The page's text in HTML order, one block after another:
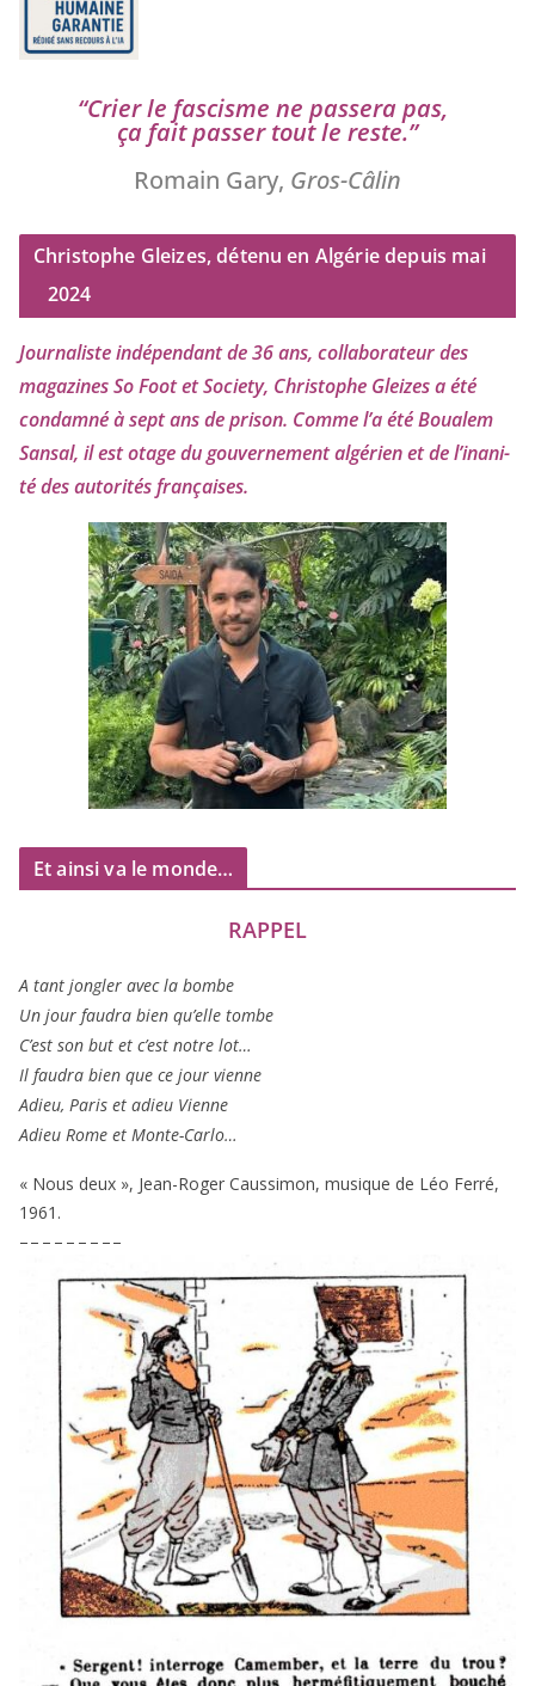
“Crier le fas­cisme ne pas­se­ra pas,
ça fait pas­ser tout le reste.”
Romain Gary, Gros-Câlin
Christophe Gleizes, détenu en Algérie depuis mai
2024
Journaliste indé­pen­dant de36ans, col­la­bo­ra­teur des
maga­zines So Foot et Society, Christophe Gleizesa été
condam­né à sept ans de pri­son. Comme l’a été Boualem
Sansal, il est otage du gou­ver­ne­ment algé­rien et de l’i­na­ni­
té des auto­ri­tés françaises.
Et ainsi va le monde…
RAPPEL
A tant jon­gler avec la bombe
Un jour fau­dra bien qu’elle tombe
C’est son but et c’est notre lot…
Il fau­dra bien que ce jour vienne
Adieu, Paris et adieu Vienne
Adieu Rome et Monte-Carlo…
« Nous deux », Jean-Roger Caussimon, musique de Léo Ferré,
1961 .
– – – – – – – – –